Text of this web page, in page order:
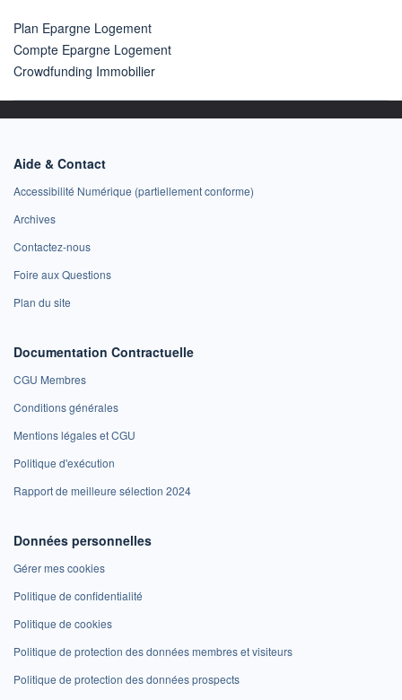
Plan Epargne Logement
Compte Epargne Logement
Crowdfunding Immobilier
Aide & Contact
Accessibilité Numérique (partiellement conforme)
Archives
Contactez-nous
Foire aux Questions
Plan du site
Documentation Contractuelle
CGU Membres
Conditions générales
Mentions légales et CGU
Politique d'exécution
Rapport de meilleure sélection 2024
Données personnelles
Gérer mes cookies
Politique de confidentialité
Politique de cookies
Politique de protection des données membres et visiteurs
Politique de protection des données prospects